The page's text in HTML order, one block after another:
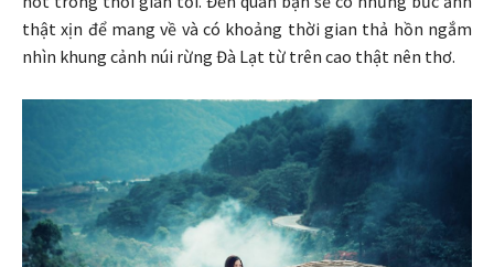
thật xịn để mang về và có khoảng thời gian thả hồn ngắm
nhìn khung cảnh núi rừng Đà Lạt từ trên cao thật nên thơ.